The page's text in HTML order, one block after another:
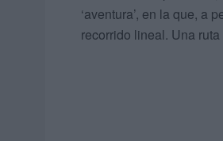
‘aventura’, en la que, a
recorrido lineal. Una